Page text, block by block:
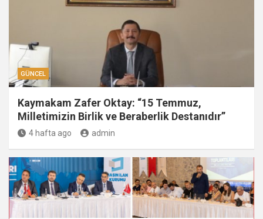
GÜNCEL
Kaymakam Zafer Oktay: “15 Temmuz,
Milletimizin Birlik ve Beraberlik Destanıdır”
4 hafta ago admin